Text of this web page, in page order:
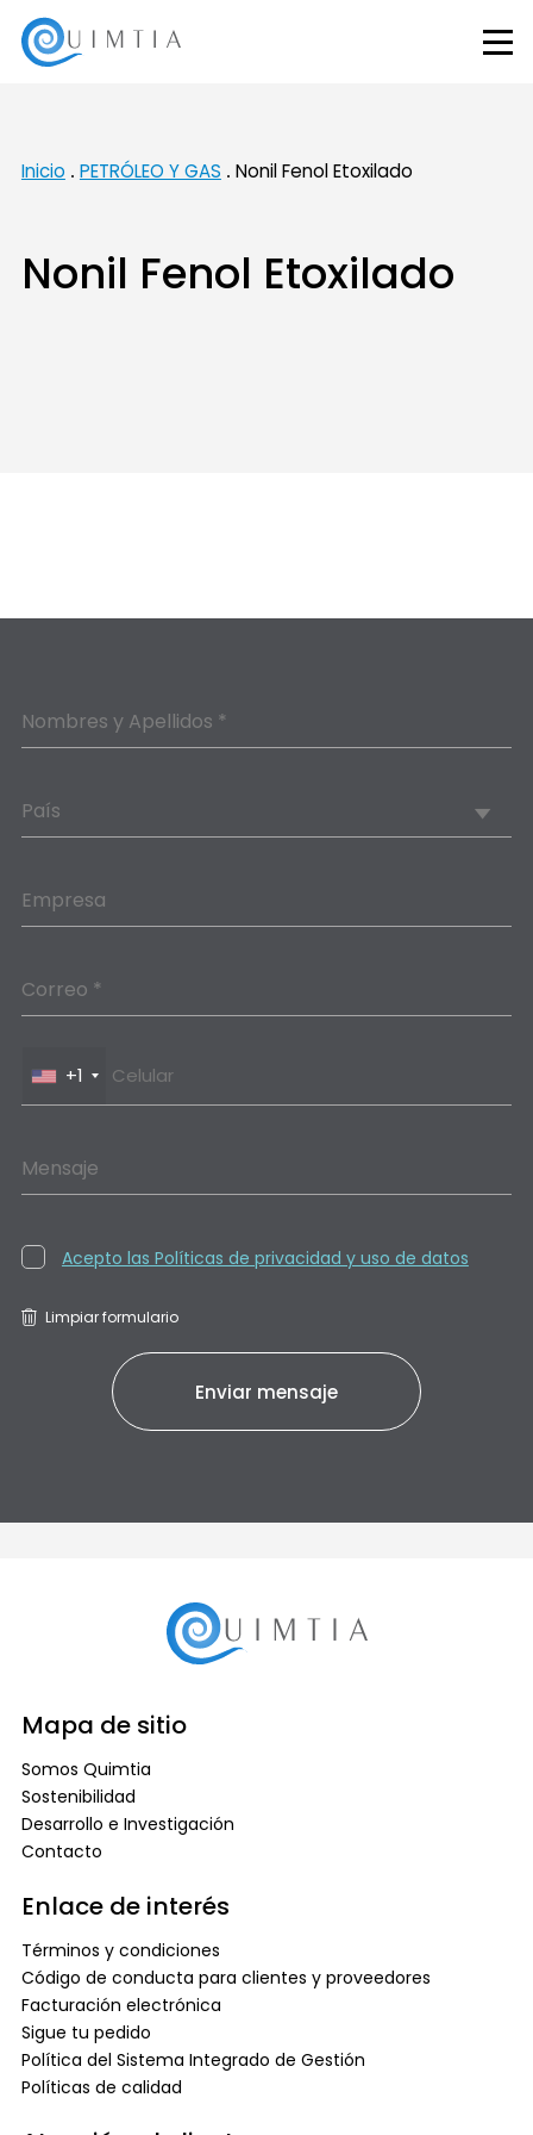
Inicio PETRÓLEO Y GAS Nonil Fenol Etoxilado
Nonil Fenol Etoxilado
Nombres y Apellidos *
País
Empresa
Correo *
+1
Mensaje
Acepto las Políticas de privacidad y uso de datos
Limpiar formulario
Mapa de sitio
Somos Quimtia
Sostenibilidad
Desarrollo e Investigación
Contacto
Enlace de interés
Términos y condiciones
Código de conducta para clientes y proveedores
Facturación electrónica
Sigue tu pedido
Política del Sistema Integrado de Gestión
Políticas de calidad